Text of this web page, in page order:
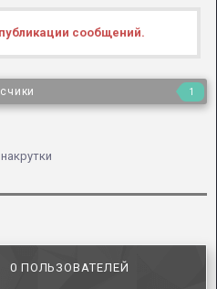
сообщений.
1
0 ПОЛЬЗОВАТЕЛЕЙ